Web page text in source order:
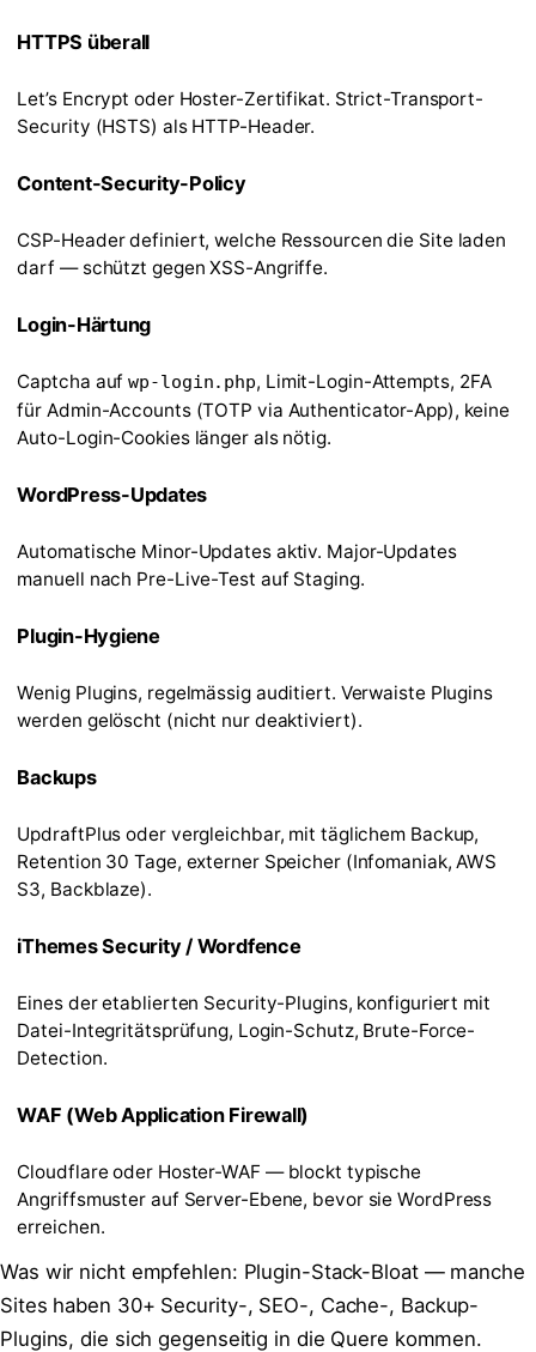
HTTPS überall
Let’s Encrypt oder Hoster-Zertifikat. Strict-Transport-
Security (HSTS) als HTTP-Header.
Content-Security-Policy
CSP-Header definiert, welche Ressourcen die Site laden
darf — schützt gegen XSS-Angriffe.
Login-Härtung
Captcha aufwp-login.php, Limit-Login-Attempts, 2FA
für Admin-Accounts (TOTP via Authenticator-App), keine
Auto-Login-Cookies länger als nötig.
WordPress-Updates
Automatische Minor-Updates aktiv. Major-Updates
manuell nach Pre-Live-Test auf Staging.
Plugin-Hygiene
Wenig Plugins, regelmässig auditiert. Verwaiste Plugins
werden gelöscht (nicht nur deaktiviert).
Backups
UpdraftPlus oder vergleichbar, mit täglichem Backup,
Retention 30 Tage, externer Speicher (Infomaniak, AWS
S3, Backblaze).
iThemes Security / Wordfence
Eines der etablierten Security-Plugins, konfiguriert mit
Datei-Integritätsprüfung, Login-Schutz, Brute-Force-
Detection.
WAF (Web Application Firewall)
Cloudflare oder Hoster-WAF — blockt typische
Angriffsmuster auf Server-Ebene, bevor sie WordPress
erreichen.
Was wir nicht empfehlen: Plugin-Stack-Bloat — manche
Sites haben 30+ Security-, SEO-, Cache-, Backup-
Plugins, die sich gegenseitig in die Quere kommen.